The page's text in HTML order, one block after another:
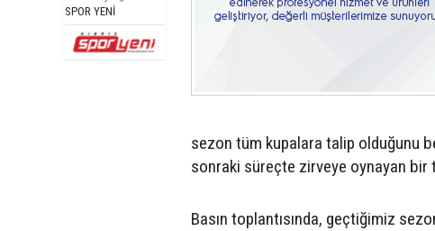
SPOR YENİ
sezon tüm kupalara talip olduğunu
sonraki süreçte zirveye oynayan bir
Basın toplantısında, geçtiğimiz